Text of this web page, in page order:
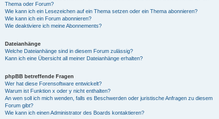
Thema oder Forum?
Wie kann ich ein Lesezeichen auf ein Thema setzen oder ein Thema abonnieren?
Wie kann ich ein Forum abonnieren?
Wie deaktiviere ich meine Abonnements?
Dateianhänge
Welche Dateianhänge sind in diesem Forum zulässig?
Kann ich eine Übersicht all meiner Dateianhänge erhalten?
phpBB betreffende Fragen
Wer hat diese Forensoftware entwickelt?
Warum ist Funktion x oder y nicht enthalten?
An wen soll ich mich wenden, falls es Beschwerden oder juristische Anfragen zu diesem
Forum gibt?
Wie kann ich einen Administrator des Boards kontaktieren?